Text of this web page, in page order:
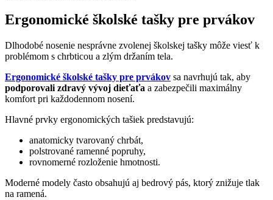
Ergonomické školské tašky pre prvákov
Dlhodobé nosenie nesprávne zvolenej školskej tašky môže viesť k
problémom s chrbticou a zlým držaním tela.
Ergonomické školské tašky pre prvákov sa navrhujú tak, aby
podporovali zdravý vývoj dieťaťa a zabezpečili maximálny
komfort pri každodennom nosení.
Hlavné prvky ergonomických tašiek predstavujú:
anatomicky tvarovaný chrbát,
polstrované ramenné popruhy,
rovnomerné rozloženie hmotnosti.
Moderné modely často obsahujú aj bedrový pás, ktorý znižuje tlak
na ramená.